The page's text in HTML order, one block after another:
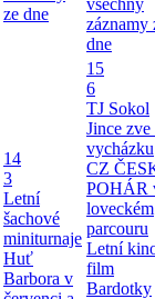
ze dne
všechny
záznamy
dne
14
3
Letní
šachové
miniturnaje
Huť
Barbora v
15
6
TJ Sokol
Jince zve
vycházku
CZ
POHÁR
loveckém
parcouru
Letní
film
Bardotky